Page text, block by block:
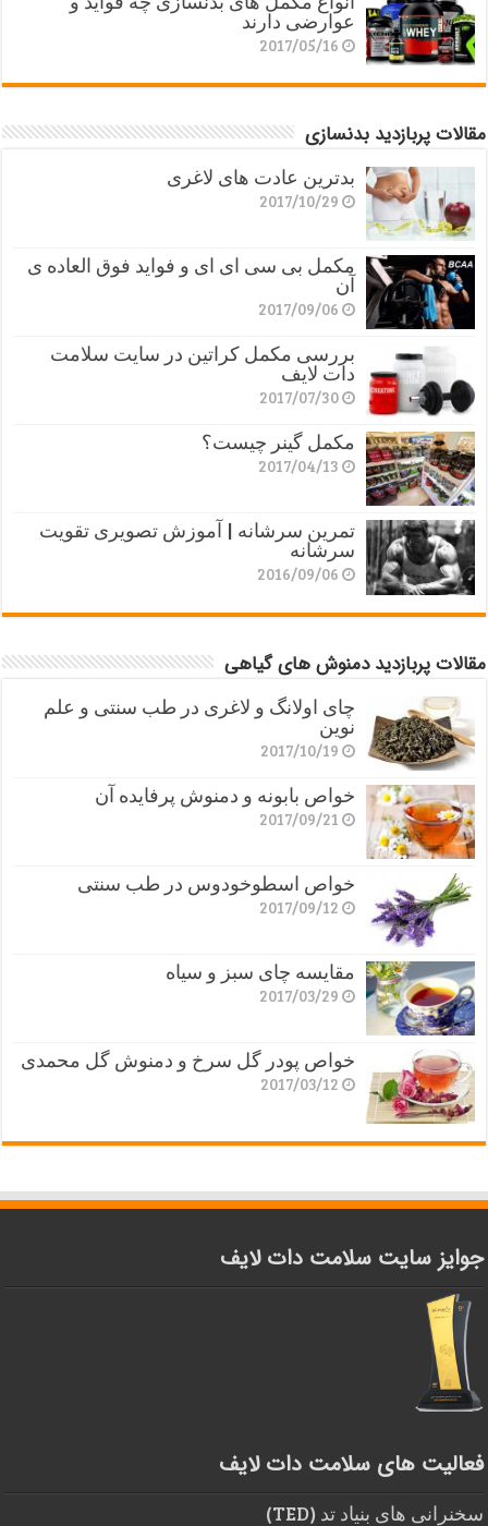
عوارضی دارند
2017/05/16
مقالات پربازدید بدنسازی
بدترین عادت های لاغری
2017/10/29
مکمل بی سی ای ای و فواید فوق العاده ی
آن
2017/09/06
بررسی مکمل کراتین در سایت سلامت
دات لایف
2017/07/30
مکمل گینر چیست؟
2017/04/13
تمرین سرشانه | آموزش تصویری تقویت
سرشانه
2016/09/06
مقالات پربازدید دمنوش های گیاهی
چای اولانگ و لاغری در طب سنتی و علم
نوین
2017/10/19
خواص بابونه و دمنوش پرفایده آن
2017/09/21
خواص اسطوخودوس در طب سنتی
2017/09/12
مقایسه چای سبز و سیاه
2017/03/29
خواص پودر گل سرخ و دمنوش گل محمدی
2017/03/12
جوایز سایت سلامت دات لایف
فعالیت های سلامت دات لایف
سخنرانی های بنیاد تد (TED)